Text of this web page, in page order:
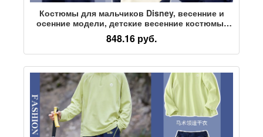
Костюмы для мальчиков Disney, весенние и
осенние модели, детские весенние костюмы-
тройки, новая детская одежда 2026 года,
мужская весенняя одежда для мальчиков
848.16 руб.